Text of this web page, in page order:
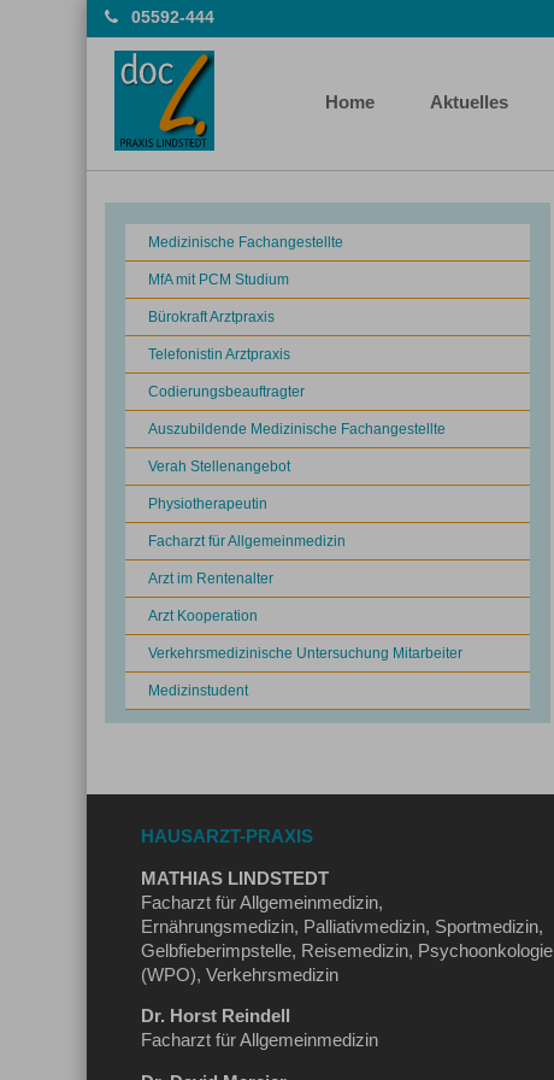
05592-444
Home Aktuelles
Medizinische Fachangestellte
MfA mit PCM Studium
Bürokraft Arztpraxis
Telefonistin Arztpraxis
Codierungsbeauftragter
Auszubildende Medizinische Fachangestellte
Verah Stellenangebot
Physiotherapeutin
Facharzt für Allgemeinmedizin
Arzt im Rentenalter
Arzt Kooperation
Verkehrsmedizinische Untersuchung Mitarbeiter
Medizinstudent
HAUSARZT-PRAXIS
MATHIAS LINDSTEDT
Facharzt für Allgemeinmedizin,
Ernährungsmedizin, Palliativmedizin, Sportmedizin,
Gelbfieberimpstelle, Reisemedizin, Psychoonkologie
(WPO), Verkehrsmedizin
Dr. Horst Reindell
Facharzt für Allgemeinmedizin